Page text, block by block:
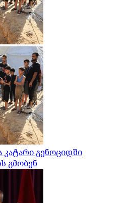
კატარი გენოციდში
გმობენ